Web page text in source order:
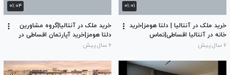
۰۱:۰۱
خرید ملک در آنتالیا | دلتا هومز|خرید
خانه در آنتالیا اقساطی|تماس
00905396760710
۶ سال پیش
۰۱:۰۴
خرید ملک در آنتالیا|گروه مشاورین
دلتا هومز|خرید آپارتمان اقساطی در
ترکیه | 00905396760710
۶ سال پیش